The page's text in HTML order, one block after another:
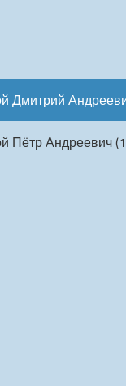
Дмитрий
Пётр Андреевич